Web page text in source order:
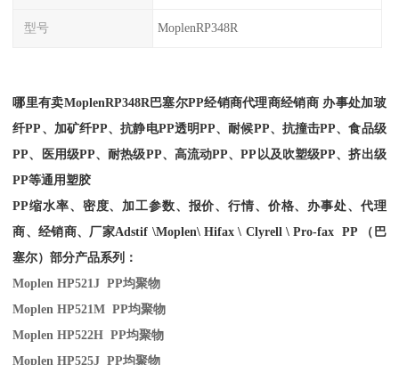
型号 MoplenRP348R
哪里有卖MoplenRP348R巴塞尔PP经销商代理商经销商 办事处加玻
纤PP、加矿纤PP、抗静电PP透明PP、耐候PP、抗撞击PP、食品级
PP、医用级PP、耐热级PP、高流动PP、PP以及吹塑级PP、挤出级
PP等通用塑胶
PP缩水率、密度、加工参数、报价、行情、价格、办事处、代理
商、经销商、厂家Adstif \Moplen\ Hifax \ Clyrell \ Pro-fax PP （巴
塞尔）部分产品系列：
Moplen HP521J PP均聚物
Moplen HP521M PP均聚物
Moplen HP522H PP均聚物
Moplen HP525J PP均聚物